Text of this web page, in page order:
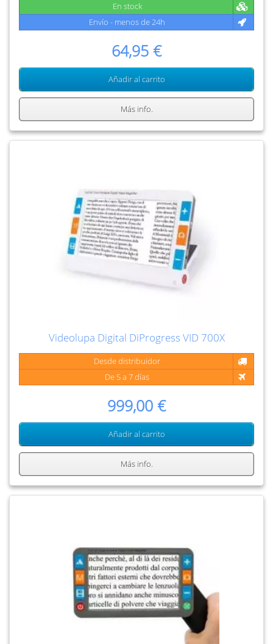
En stock
Envío - menos de 24h
64,95 €
Añadir al carrito
Más info.
Videolupa Digital DiProgress VID 700X
Desde distribuidor
De 5 a 7 días
999,00 €
Añadir al carrito
Más info.